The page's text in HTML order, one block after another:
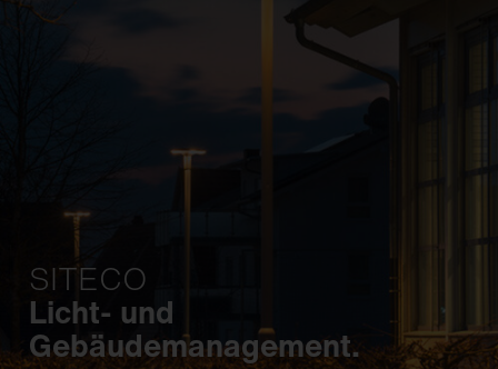
SITECO
Licht- und
Gebäudemanagement.